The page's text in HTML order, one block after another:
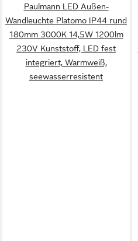
Paulmann LED Außen-
Wandleuchte Platomo IP44 rund
180mm 3000K 14,5W 1200lm
230V Kunststoff, LED fest
integriert, Warmweiß,
seewasserresistent